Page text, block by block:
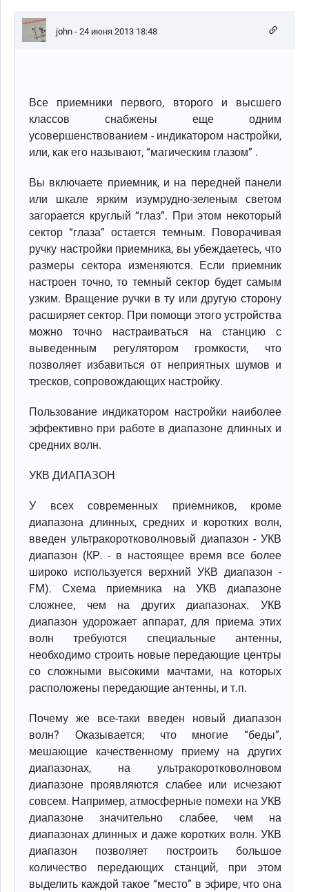
john - 24 июня 2013 18:48
Все приемники первого, второго и высшего
классов снабжены еще одним
усовершенствованием - индикатором настройки,
или, как его называют, “магическим глазом” .
Вы включаете приемник, и на передней панели
или шкале ярким изумрудно-зеленым светом
загорается круглый “глаз”. При этом некоторый
сектор “глаза” остается темным. Поворачивая
ручку настройки приемника, вы убеждаетесь, что
размеры сектора изменяются. Если приемник
настроен точно, то темный сектор будет самым
узким. Вращение ручки в ту или другую сторону
расширяет сектор. При помощи этого устройства
можно точно настраиваться на станцию с
выведенным регулятором громкости, что
позволяет избавиться от неприятных шумов и
тресков, сопровождающих настройку.
Пользование индикатором настройки наиболее
эффективно при работе в диапазоне длинных и
средних волн.
УКВ ДИАПАЗОН
У всех современных приемников, кроме
диапазона длинных, средних и коротких волн,
введен ультракоротковолновый диапазон - УКВ
диапазон (КР. - в настоящее время все более
широко используется верхний УКВ диапазон -
FM). Схема приемника на УКВ диапазоне
сложнее, чем на других диапазонах. УКВ
диапазон удорожает аппарат, для приема этих
волн требуются специальные антенны,
необходимо строить новые передающие центры
со сложными высокими мачтами, на которых
расположены передающие антенны, и т.п.
Почему же все-таки введен новый диапазон
волн? Оказывается; что многие “беды”,
мешающие качественному приему на других
диапазонах, на ультракоротковолновом
диапазоне проявляются слабее или исчезают
совсем. Например, атмосферные помехи на УКВ
диапазоне значительно слабее, чем на
диапазонах длинных и даже коротких волн. УКВ
диапазон позволяет построить большое
количество передающих станций, при этом
выделить каждой такое “место” в эфире, что она